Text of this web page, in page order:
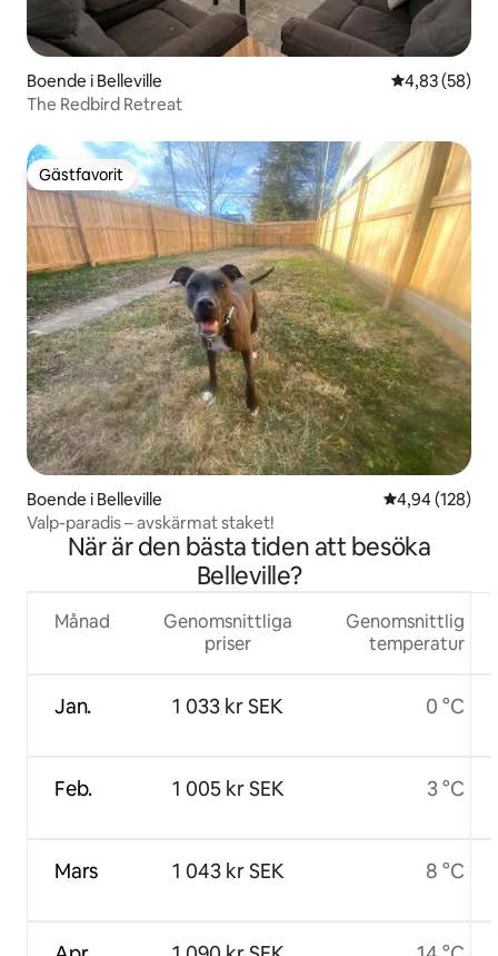
Boende i Belleville 4,83 av 5 i
4,83 (58)
The Redbird Retreat
Gästfavorit
Gästfavorit
Boende i Belleville 4,94 av 5 i
4,94 (128)
Valp-paradis – avskärmat staket!
När är den bästa tiden att besöka
Belleville?
Månad
Jan.
Feb.
Mars
Genomsnittliga
priser
1 033 kr SEK
1 005 kr SEK
1 043 kr SEK
Genomsnittlig
temperatur
0 °C
3 °C
8 °C